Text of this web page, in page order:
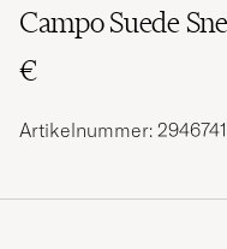
Campo Suede
€
Artikelnummer: